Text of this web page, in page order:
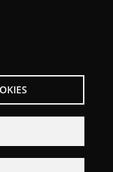
Accessibilitat